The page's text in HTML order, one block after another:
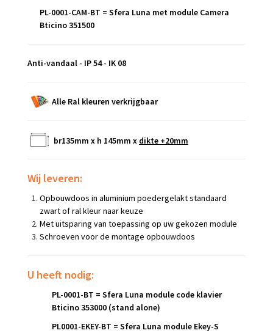
PL-0001-CAM-BT = Sfera Luna met module Camera
Bticino 351500
Anti-vandaal - IP 54 - IK 08
Alle Ral kleuren verkrijgbaar
br135mm x h 145mm x dikte +20mm
Wij leveren:
Opbouwdoos in aluminium poedergelakt standaard
zwart of ral kleur naar keuze
Met uitsparing van toepassing op uw gekozen module
Schroeven voor de montage opbouwdoos
U heeft nodig:
PL-0001-BT = Sfera Luna module code klavier
Bticino 353000 (stand alone)
PL0001-EKEY-BT = Sfera Luna module Ekey-S